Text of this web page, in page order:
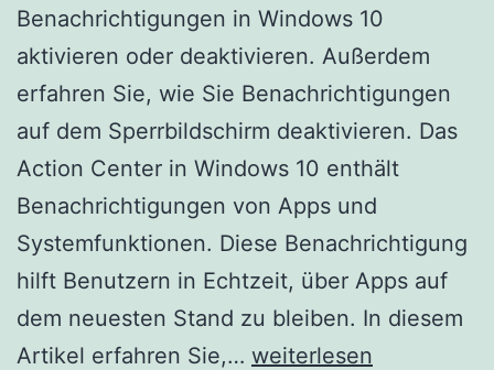
Benachrichtigungen in Windows 10
aktivieren oder deaktivieren. Außerdem
erfahren Sie, wie Sie Benachrichtigungen
auf dem Sperrbildschirm deaktivieren. Das
Action Center in Windows 10 enthält
Benachrichtigungen von Apps und
Systemfunktionen. Diese Benachrichtigung
hilft Benutzern in Echtzeit, über Apps auf
dem neuesten Stand zu bleiben. In diesem
Artikel erfahren Sie,… Aktivieren
weiterlesen